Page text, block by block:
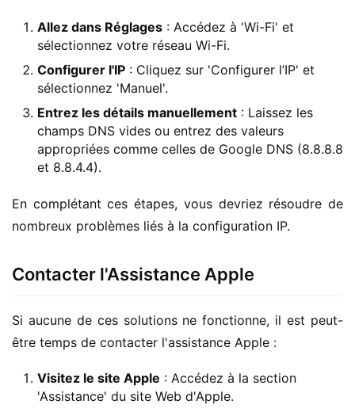
Allez dans Réglages : Accédez à 'Wi-Fi' et
sélectionnez votre réseau Wi-Fi.
Configurer l'IP : Cliquez sur 'Configurer l’IP' et
sélectionnez 'Manuel'.
Entrez les détails manuellement : Laissez les
champs DNS vides ou entrez des valeurs
appropriées comme celles de Google DNS (8.8.8.8
et 8.8.4.4).
En complétant ces étapes, vous devriez résoudre de
nombreux problèmes liés à la configuration IP.
Contacter l'Assistance Apple
Si aucune de ces solutions ne fonctionne, il est peut-
être temps de contacter l'assistance Apple :
Visitez le site Apple : Accédez à la section
'Assistance' du site Web d'Apple.